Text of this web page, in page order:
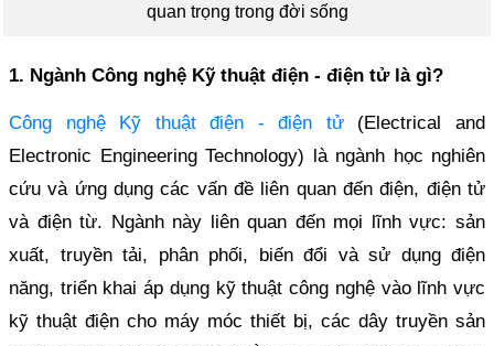
quan trọng trong đời sống
1. Ngành Công nghệ Kỹ thuật điện - điện tử là gì?
Công nghệ Kỹ thuật điện - điện tử(Electrical and
Electronic Engineering Technology) là ngành học nghiên
cứu và ứng dụng các vấn đề liên quan đến điện, điện tử
và điện từ. Ngành này liên quan đến mọi lĩnh vực: sản
xuất, truyền tải, phân phối, biến đổi và sử dụng điện
năng, triển khai áp dụng kỹ thuật công nghệ vào lĩnh vực
kỹ thuật điện cho máy móc thiết bị, các dây truyền sản